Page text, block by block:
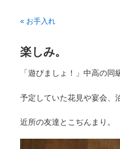
« お手入れ
楽しみ。
「遊びましょ！」中高の同
予定していた花見や宴会、
近所の友達とこぢんまり。